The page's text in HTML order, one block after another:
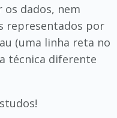
dados, nem
representados por
(uma linha reta no
técnica diferente